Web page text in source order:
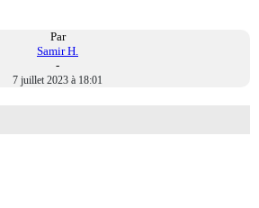
Par
Samir H.
-
7 juillet 2023 à 18:01